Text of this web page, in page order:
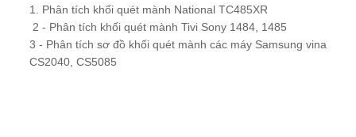
1. Phân tích khối quét mành National TC485XR
2 - Phân tích khối quét mành Tivi Sony 1484, 1485
3 - Phân tích sơ đồ khối quét mành các máy Samsung vina
CS2040, CS5085